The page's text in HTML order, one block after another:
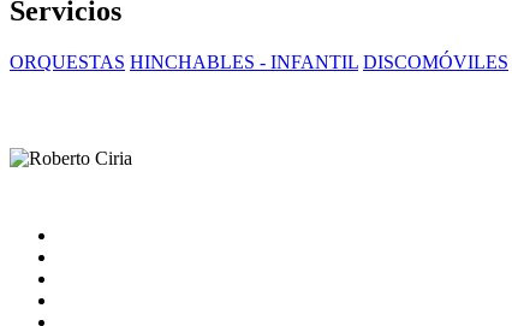
Servicios
ORQUESTAS HINCHABLES - INFANTIL DISCOMÓVILES